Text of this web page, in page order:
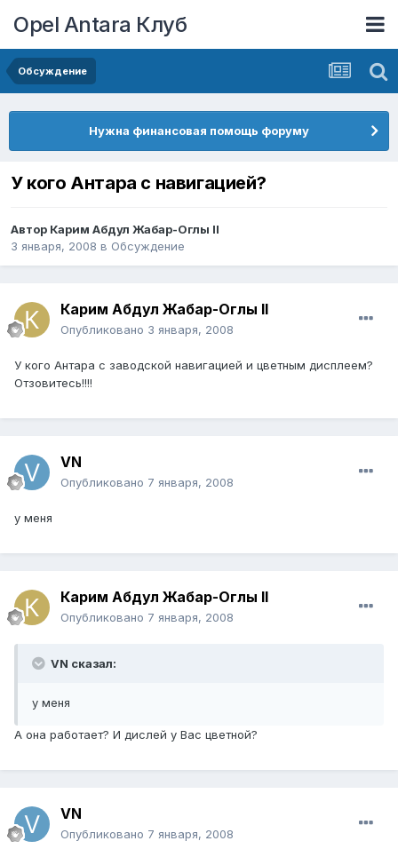
Opel Antara Клуб
Обсуждение
Нужна финансовая помощь форуму
У кого Антара с навигацией?
Автор Карим Абдул Жабар-Оглы II
3 января, 2008 в Обсуждение
Карим Абдул Жабар-Оглы II
Опубликовано 3 января, 2008
У кого Антара с заводской навигацией и цветным дисплеем?
Отзовитесь!!!!
VN
Опубликовано 7 января, 2008
у меня
Карим Абдул Жабар-Оглы II
Опубликовано 7 января, 2008
VN сказал:
у меня
А она работает? И дислей у Вас цветной?
VN
Опубликовано 7 января, 2008